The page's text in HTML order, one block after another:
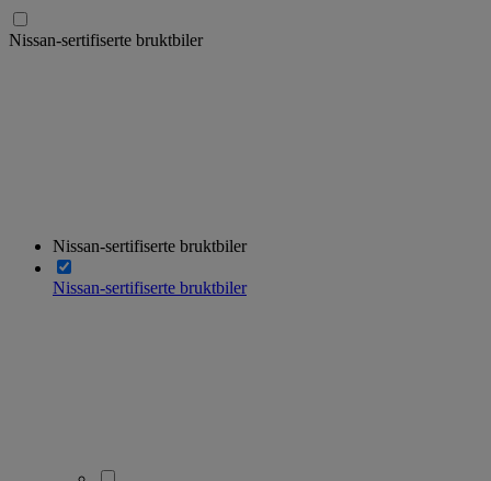
Nissan-sertifiserte bruktbiler
Nissan-sertifiserte bruktbiler
Nissan-sertifiserte bruktbiler